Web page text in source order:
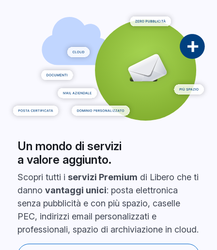
Un mondo di servizi
a valore aggiunto.
Scopri tutti i servizi Premium di Libero che ti
danno vantaggi unici: posta elettronica
senza pubblicità e con più spazio, caselle
PEC, indirizzi email personalizzati e
professionali, spazio di archiviazione in cloud.